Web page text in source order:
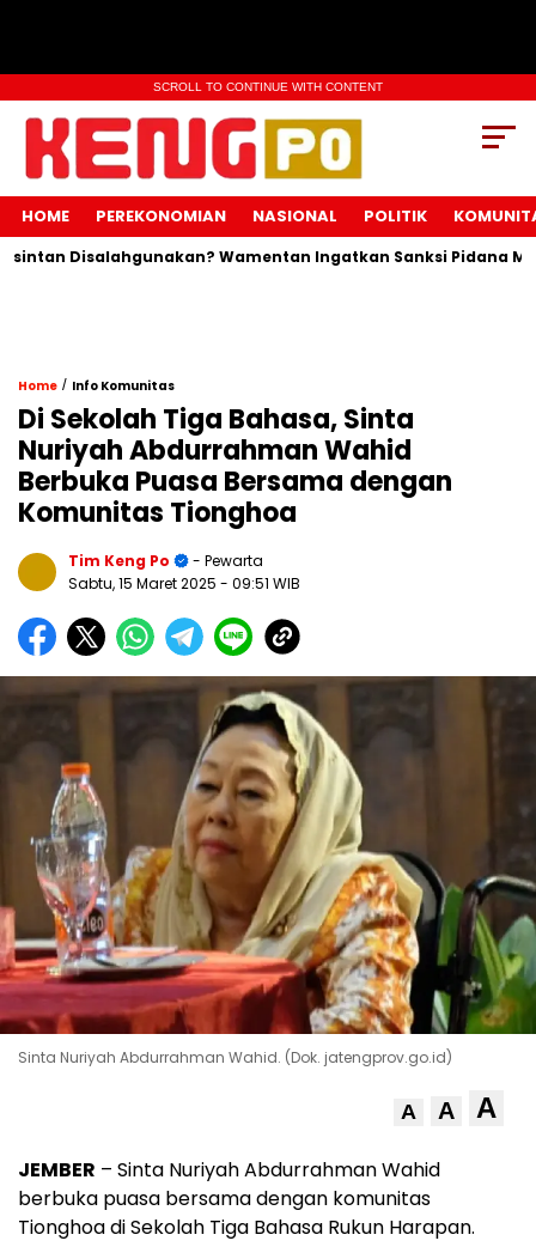
SCROLL TO CONTINUE WITH CONTENT
HOME PEREKONOMIAN NASIONAL POLITIK
Disalahgunakan? Wamentan Ingatkan Sanksi Pidana Menanti
Home / Info Komunitas
Di Sekolah Tiga Bahasa, Sinta
Nuriyah Abdurrahman Wahid
Berbuka Puasa Bersama dengan
Komunitas Tionghoa
Tim Keng Po
- Pewarta
Sabtu, 15 Maret 2025 - 09:51 WIB
Sinta Nuriyah Abdurrahman Wahid. (Dok. jatengprov.go.id)
A A A
JEMBER – Sinta Nuriyah Abdurrahman Wahid
berbuka puasa bersama dengan komunitas
Tionghoa di Sekolah Tiga Bahasa Rukun Harapan.